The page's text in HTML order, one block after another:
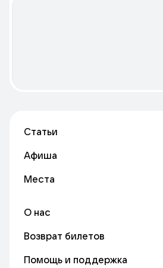
Статьи
Афиша
Места
О нас
Возврат билетов
Помощь и поддержка